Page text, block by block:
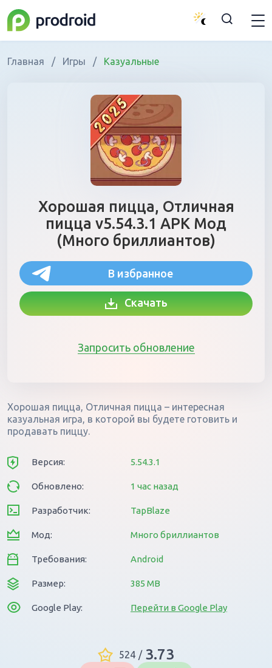
Главная / Игры / Казуальные
Хорошая пицца, Отличная
пицца v5.54.3.1 APK Мод
(Много бриллиантов)
В избранное
Скачать
Запросить обновление
Хорошая пицца, Отличная пицца – интересная
казуальная игра, в которой вы будете готовить и
продавать пиццу.
Версия: 5.54.3.1
Обновлено: 1 час назад
Разработчик: TapBlaze
Мод: Много бриллиантов
Требования: Android
Размер: 385 MB
Google Play: Перейти в Google Play
524 / 3.73